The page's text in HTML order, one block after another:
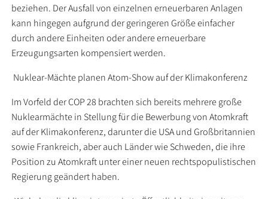
beziehen. Der Ausfall von einzelnen erneuerbaren Anlagen
kann hingegen aufgrund der geringeren Größe einfacher
durch andere Einheiten oder andere erneuerbare
Erzeugungsarten kompensiert werden.
Nuklear-Mächte planen Atom-Show auf der Klimakonferenz
Im Vorfeld der COP 28 brachten sich bereits mehrere große
Nuklearmächte in Stellung für die Bewerbung von Atomkraft
auf der Klimakonferenz, darunter die USA und Großbritannien
sowie Frankreich, aber auch Länder wie Schweden, die ihre
Position zu Atomkraft unter einer neuen rechtspopulistischen
Regierung geändert haben.